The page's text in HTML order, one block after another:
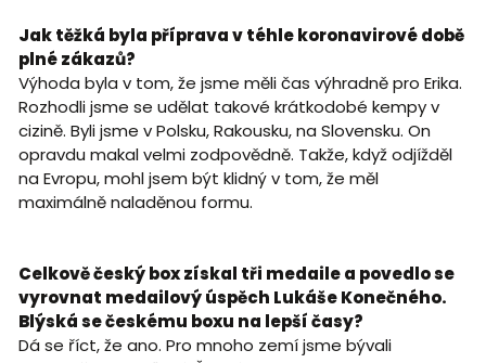
Jak těžká byla příprava v téhle koronavirové době
plné zákazů?
Výhoda byla v tom, že jsme měli čas výhradně pro Erika.
Rozhodli jsme se udělat takové krátkodobé kempy v
cizině. Byli jsme v Polsku, Rakousku, na Slovensku. On
opravdu makal velmi zodpovědně. Takže, když odjížděl
na Evropu, mohl jsem být klidný v tom, že měl
maximálně naladěnou formu.
Celkově český box získal tři medaile a povedlo se
vyrovnat medailový úspěch Lukáše Konečného.
Blýská se českému boxu na lepší časy?
Dá se říct, že ano. Pro mnoho zemí jsme bývali